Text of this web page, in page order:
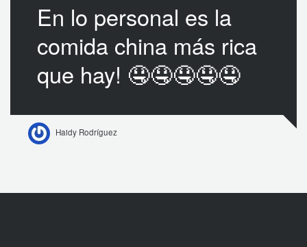
En lo personal es la
comida china más rica
que hay! 🤤🤤🤤🤤🤤
Haidy Rodríguez